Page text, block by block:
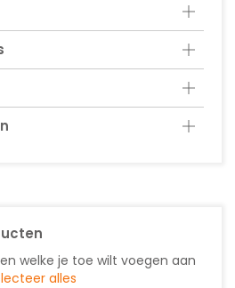
welke je toe wilt voegen aan
alles